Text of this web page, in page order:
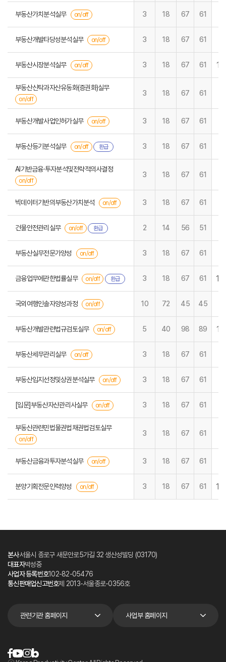
부동산가치분석실무 on/off 3 18 67 61
부동산개발타당성분석실무 on/off 3 18 67 61
부동산시장분석실무 on/off 3 18 67 61 12
부동산신탁과자산유동화(증권화)실무
on/off
3 18 67 61
부동산개발사업인허가실무 on/off 3 18 67 61
부동산등기분석실무 on/off 환급 3 18 67 61
AI기반금융·투자분석및전략적의사결정
on/off
3 18 67 61
빅데이터기반의부동산가치분석 on/off 3 18 67 61
건물안전관리실무 on/off 환급 2 14 56 51
부동산실무전문가양성 on/off 3 18 67 61
금융업무에관한법률실무 on/off 환급 3 18 67 61 14
국외여행인솔자양성과정 on/off 10 72 45 45
부동산개발관련법규검토실무 on/off 5 40 98 89 12
부동산세무관리실무 on/off 3 18 67 61
부동산입지선정및상권분석실무 on/off 3 18 67 61
[입문]부동산자산관리사실무 on/off 3 18 67 61
부동산관련민법물권법채권법검토실무
on/off
3 18 67 61
부동산금융과투자분석실무 on/off 3 18 67 61
분양기획전문인력양성 on/off 3 18 67 61 19
본사서울시 종로구 새문안로5가길 32 생산성빌딩 (03170)
대표자박성중
사업자 등록번호102-82-05476
통신판매업신고번호제 2013-서울종로-0356호
관련기관 홈페이지 사업부 홈페이지